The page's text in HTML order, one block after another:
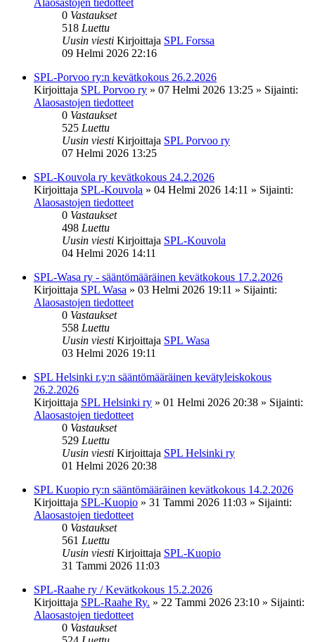
0 Vastaukset
518 Luettu
Uusin viesti Kirjoittaja SPL Forssa
09 Helmi 2026 22:16
SPL-Porvoo ry:n kevätkokous 26.2.2026
Kirjoittaja SPL Porvoo ry » 07 Helmi 2026 13:25 » Sijainti:
Alaosastojen tiedotteet
0 Vastaukset
525 Luettu
Uusin viesti Kirjoittaja SPL Porvoo ry
07 Helmi 2026 13:25
SPL-Kouvola ry kevätkokous 24.2.2026
Kirjoittaja SPL-Kouvola » 04 Helmi 2026 14:11 » Sijainti:
Alaosastojen tiedotteet
0 Vastaukset
498 Luettu
Uusin viesti Kirjoittaja SPL-Kouvola
04 Helmi 2026 14:11
SPL-Wasa ry - sääntömääräinen kevätkokous 17.2.2026
Kirjoittaja SPL Wasa » 03 Helmi 2026 19:11 » Sijainti:
Alaosastojen tiedotteet
0 Vastaukset
558 Luettu
Uusin viesti Kirjoittaja SPL Wasa
03 Helmi 2026 19:11
SPL Helsinki r.y:n sääntömääräinen kevätyleiskokous
26.2.2026
Kirjoittaja SPL Helsinki ry » 01 Helmi 2026 20:38 » Sijainti:
Alaosastojen tiedotteet
0 Vastaukset
529 Luettu
Uusin viesti Kirjoittaja SPL Helsinki ry
01 Helmi 2026 20:38
SPL Kuopio ry:n sääntömääräinen kevätkokous 14.2.2026
Kirjoittaja SPL-Kuopio » 31 Tammi 2026 11:03 » Sijainti:
Alaosastojen tiedotteet
0 Vastaukset
561 Luettu
Uusin viesti Kirjoittaja SPL-Kuopio
31 Tammi 2026 11:03
SPL-Raahe ry / Kevätkokous 15.2.2026
Kirjoittaja SPL-Raahe Ry. » 22 Tammi 2026 23:10 » Sijainti:
Alaosastojen tiedotteet
0 Vastaukset